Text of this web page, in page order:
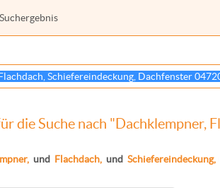
die Suche nach
und Flachdach, und Schiefereindeckung,